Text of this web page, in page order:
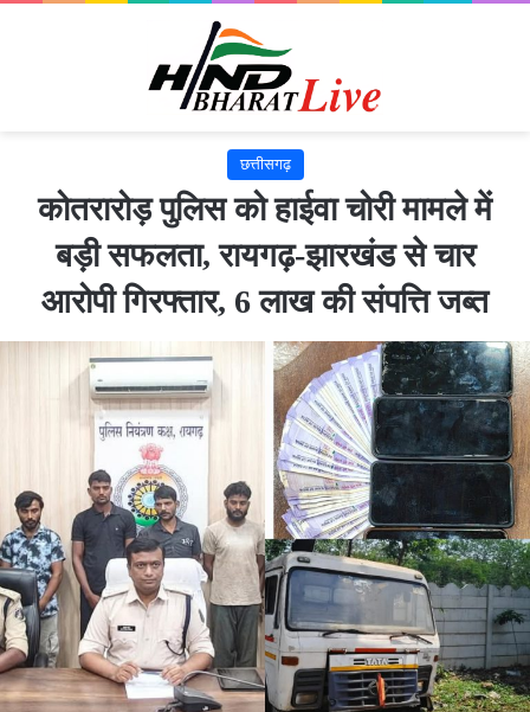
छत्तीसगढ़
कोतरारोड़ पुलिस को हाईवा चोरी मामले में
बड़ी सफलता, रायगढ़-झारखंड से चार
आरोपी गिरफ्तार, 6 लाख की संपत्ति जब्त